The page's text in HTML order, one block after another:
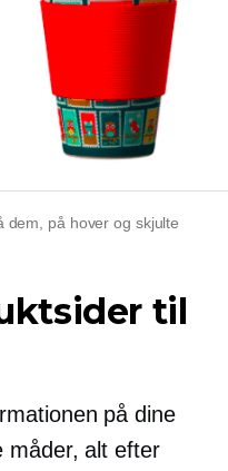
dem, på hover og skjulte
til
på dine
måder, alt efter